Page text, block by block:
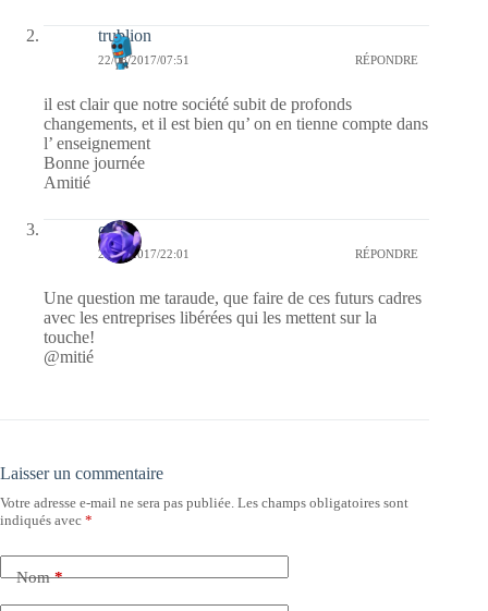
trublion
22/08/2017/07:51 RÉPONDRE
il est clair que notre société subit de profonds
changements, et il est bien qu’ on en tienne compte dans
l’ enseignement
Bonne journée
Amitié
covix
21/08/2017/22:01 RÉPONDRE
Une question me taraude, que faire de ces futurs cadres
avec les entreprises libérées qui les mettent sur la
touche!
@mitié
Laisser un commentaire
Votre adresse e-mail ne sera pas publiée. Les champs obligatoires sont
indiqués avec *
Nom*